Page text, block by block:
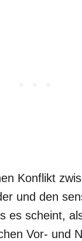
Konflikt
und den
es scheint,
Vor- und